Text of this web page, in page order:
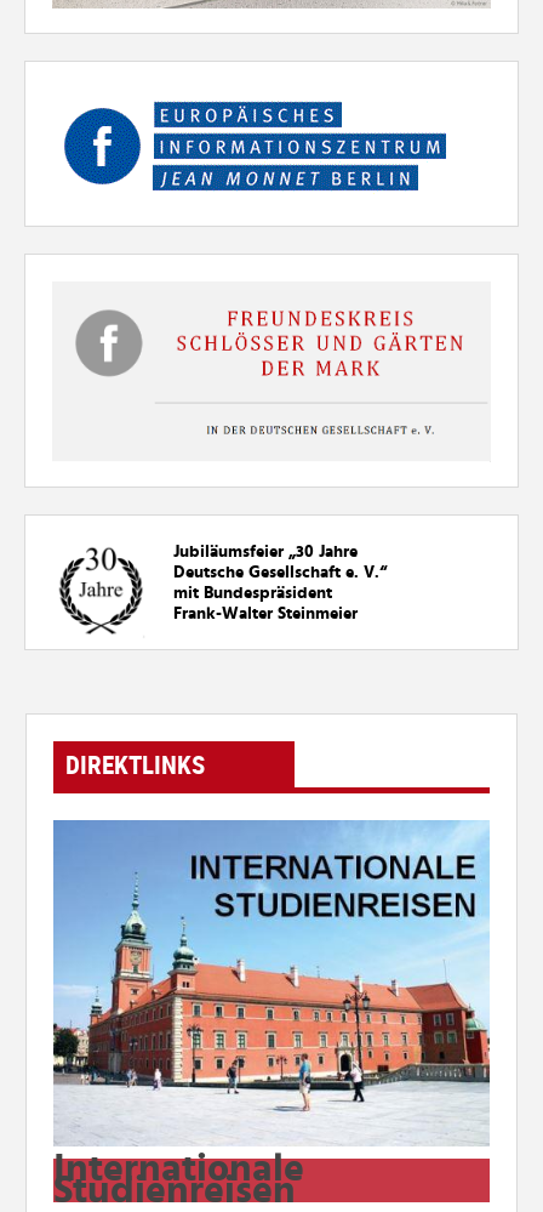
Jubiläumsfeier „30 Jahre
Deutsche Gesellschaft e. V.“
mit Bundespräsident
Frank-Walter Steinmeier
DIREKTLINKS
Internationale
Studienreisen